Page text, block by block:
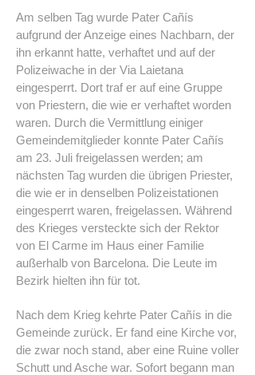
Am selben Tag wurde Pater Cañís
aufgrund der Anzeige eines Nachbarn, der
ihn erkannt hatte, verhaftet und auf der
Polizeiwache in der Via Laietana
eingesperrt. Dort traf er auf eine Gruppe
von Priestern, die wie er verhaftet worden
waren. Durch die Vermittlung einiger
Gemeindemitglieder konnte Pater Cañís
am 23. Juli freigelassen werden; am
nächsten Tag wurden die übrigen Priester,
die wie er in denselben Polizeistationen
eingesperrt waren, freigelassen. Während
des Krieges versteckte sich der Rektor
von El Carme im Haus einer Familie
außerhalb von Barcelona. Die Leute im
Bezirk hielten ihn für tot.
Nach dem Krieg kehrte Pater Cañís in die
Gemeinde zurück. Er fand eine Kirche vor,
die zwar noch stand, aber eine Ruine voller
Schutt und Asche war. Sofort begann man